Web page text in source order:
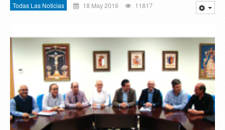
Todas Las Noticias 18 May 2016 11817